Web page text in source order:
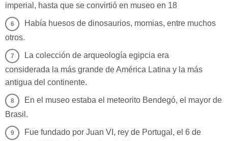
imperial, hasta que se convirtió en museo en 18
Había huesos de dinosaurios, momias, entre muchos
otros.
La colección de arqueología egipcia era
considerada la más grande de América Latina y la más
antigua del continente.
En el museo estaba el meteorito Bendegó, el mayor de
Brasil.
Fue fundado por Juan VI, rey de Portugal, el 6 de